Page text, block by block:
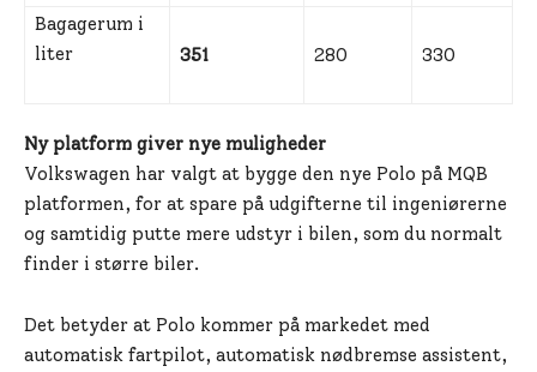
Bagagerum i
liter
351 280 330
Ny platform giver nye muligheder
Volkswagen har valgt at bygge den nye Polo på MQB
platformen, for at spare på udgifterne til ingeniørerne
og samtidig putte mere udstyr i bilen, som du normalt
finder i større biler.
Det betyder at Polo kommer på markedet med
automatisk fartpilot, automatisk nødbremse assistent,